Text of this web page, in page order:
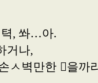
썩, 텩,
依支하
, 손ㅅ벽만한